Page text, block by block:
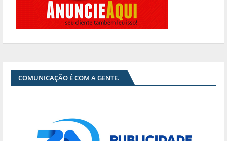
COMUNICAÇÃO É COM A GENTE.